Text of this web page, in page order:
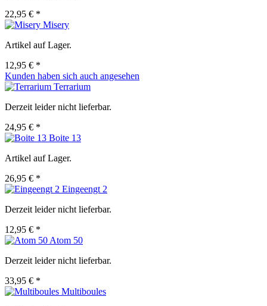
22,95 € *
Misery
Artikel auf Lager.
12,95 € *
Kunden haben sich auch angesehen
Terrarium
Derzeit leider nicht lieferbar.
24,95 € *
Boite 13
Artikel auf Lager.
26,95 € *
Eingeengt 2
Derzeit leider nicht lieferbar.
12,95 € *
Atom 50
Derzeit leider nicht lieferbar.
33,95 € *
Multiboules